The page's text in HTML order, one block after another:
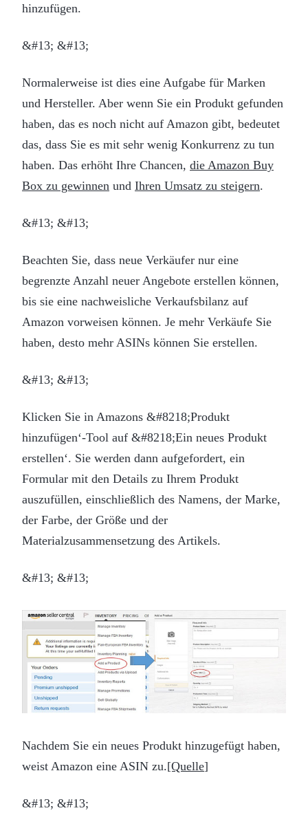
hinzufügen.
&#13; &#13;
Normalerweise ist dies eine Aufgabe für Marken
und Hersteller. Aber wenn Sie ein Produkt gefunden
haben, das es noch nicht auf Amazon gibt, bedeutet
das, dass Sie es mit sehr wenig Konkurrenz zu tun
haben. Das erhöht Ihre Chancen, die Amazon Buy
Box zu gewinnen und Ihren Umsatz zu steigern.
&#13; &#13;
Beachten Sie, dass neue Verkäufer nur eine
begrenzte Anzahl neuer Angebote erstellen können,
bis sie eine nachweisliche Verkaufsbilanz auf
Amazon vorweisen können. Je mehr Verkäufe Sie
haben, desto mehr ASINs können Sie erstellen.
&#13; &#13;
Klicken Sie in Amazons &#8218;Produkt
hinzufügen‘-Tool auf &#8218;Ein neues Produkt
erstellen‘. Sie werden dann aufgefordert, ein
Formular mit den Details zu Ihrem Produkt
auszufüllen, einschließlich des Namens, der Marke,
der Farbe, der Größe und der
Materialzusammensetzung des Artikels.
&#13; &#13;
Nachdem Sie ein neues Produkt hinzugefügt haben,
weist Amazon eine ASIN zu.[Quelle]
&#13; &#13;